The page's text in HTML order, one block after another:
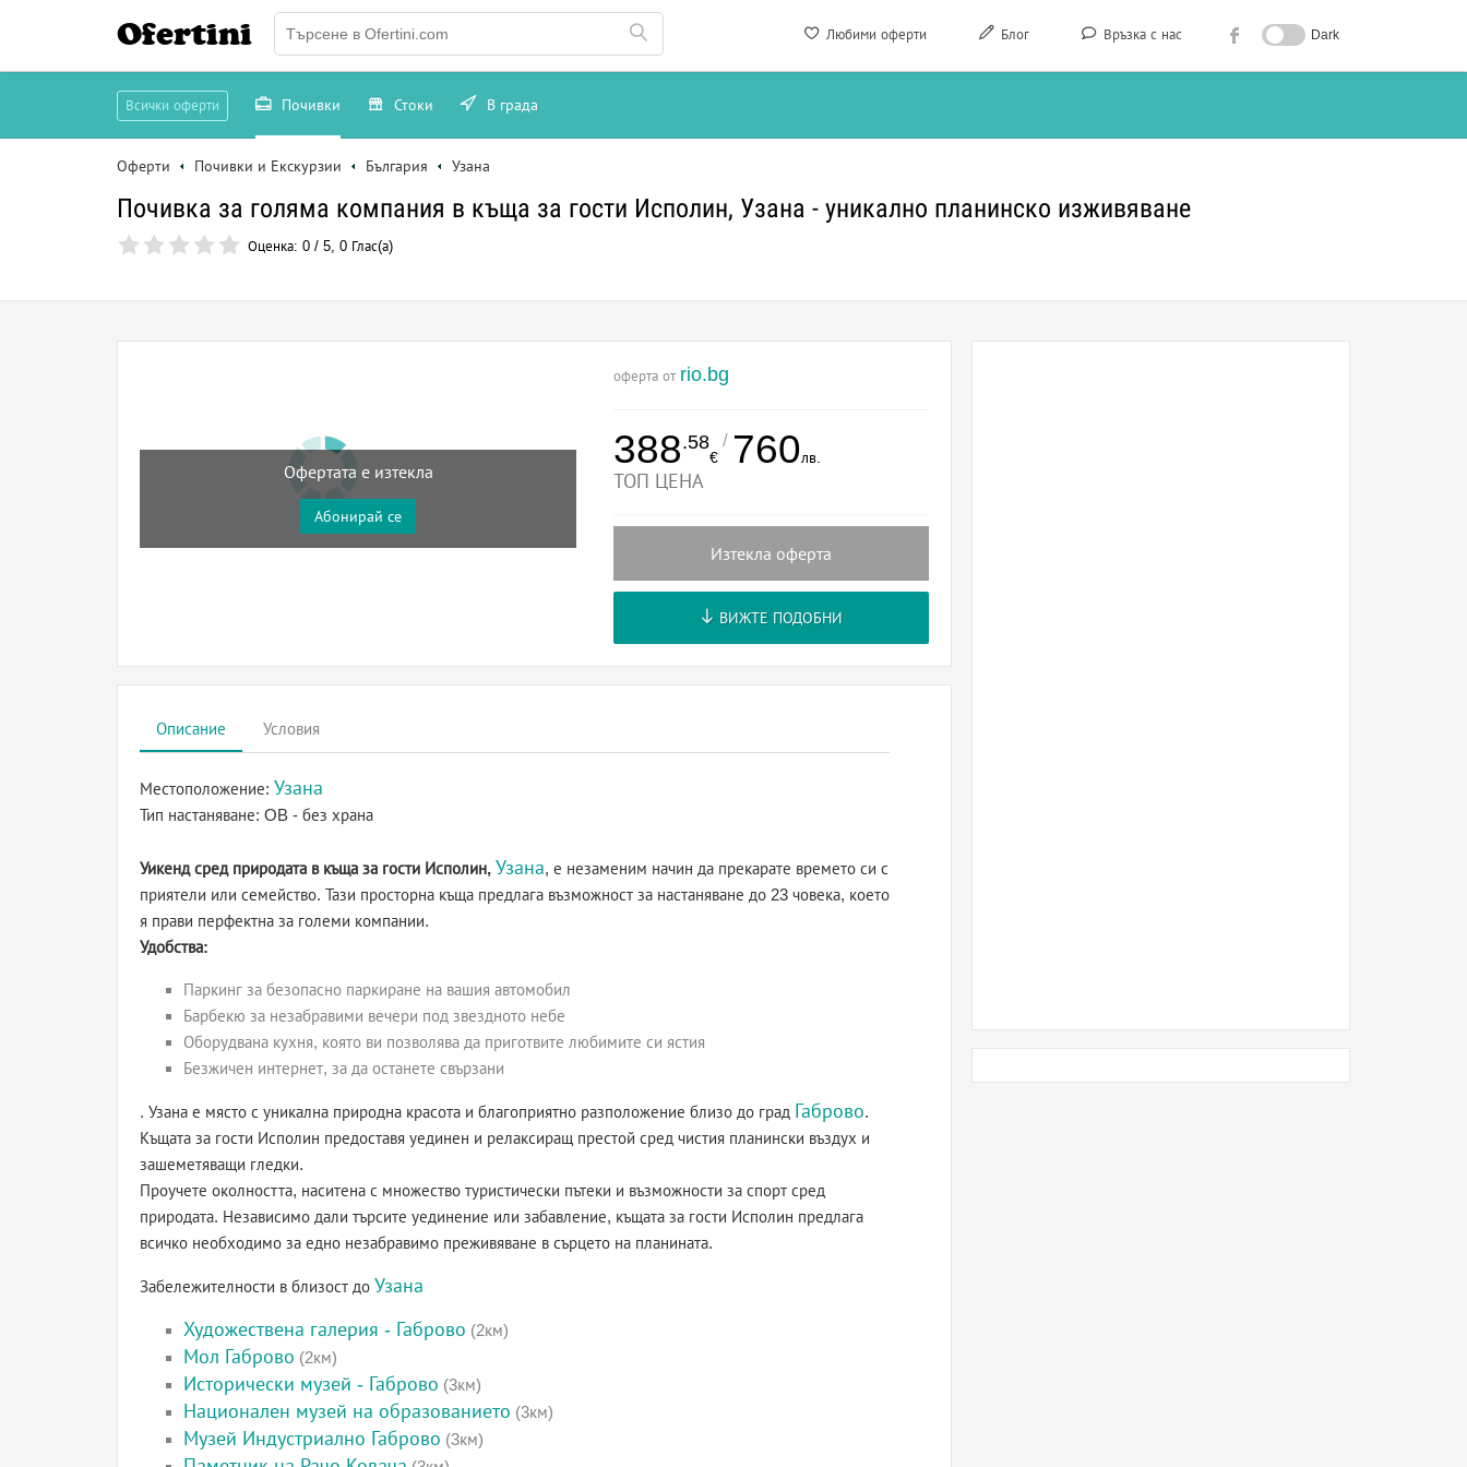
Любими оферти Блог Връзка с нас Dark
Ofertini
Всички оферти Почивки Стоки В града
Оферти Почивки и Екскурзии България Узана
Почивка за голяма компания в къща за гости Исполин, Узана - уникално планинско изживяване
Оценка: 0 / 5, 0 Глас(а)
Офертата е изтекла
Абонирай се
оферта от rio.bg
388.58
€
/ 760лв.
ТОП ЦЕНА
Изтекла оферта
ВИЖТЕ ПОДОБНИ
Описание Условия
Местоположение: Узана
Тип настаняване: OB - без храна
Уикенд сред природата в къща за гости Исполин, Узана, е незаменим начин да прекарате времето си с
приятели или семейство. Тази просторна къща предлага възможност за настаняване до 23 човека, което
я прави перфектна за големи компании.
Удобства:
Паркинг за безопасно паркиране на вашия автомобил
Барбекю за незабравими вечери под звездното небе
Оборудвана кухня, която ви позволява да приготвите любимите си ястия
Безжичен интернет, за да останете свързани
. Узана е място с уникална природна красота и благоприятно разположение близо до град Габрово.
Къщата за гости Исполин предоставя уединен и релаксиращ престой сред чистия планински въздух и
зашеметяващи гледки.
Проучете околността, наситена с множество туристически пътеки и възможности за спорт сред
природата. Независимо дали търсите уединение или забавление, къщата за гости Исполин предлага
всичко необходимо за едно незабравимо преживяване в сърцето на планината.
Забележителности в близост до Узана
Художествена галерия - Габрово (2км)
Мол Габрово (2км)
Исторически музей - Габрово (3км)
Национален музей на образованието (3км)
Музей Индустриално Габрово (3км)